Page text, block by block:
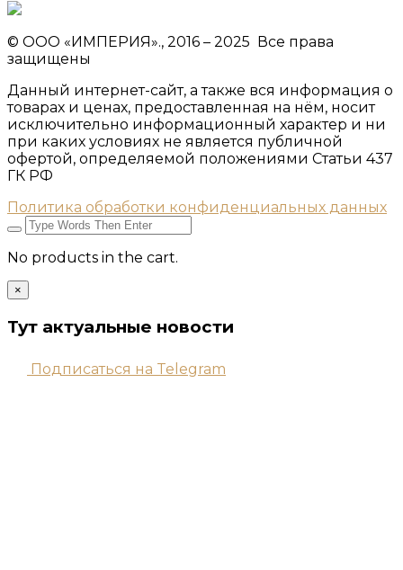
© ООО «ИМПЕРИЯ»., 2016 – 2025 Все права
защищены
Данный интернет-сайт, а также вся информация о
товарах и ценах, предоставленная на нём, носит
исключительно информационный характер и ни
при каких условиях не является публичной
офертой, определяемой положениями Статьи 437
ГК РФ
Политика обработки конфиденциальных данных
No products in the cart.
×
Тут актуальные новости
Подписаться на Telegram